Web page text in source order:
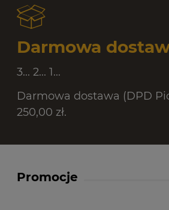
Darmowa
3... 2... 1...
Darmowa dostawa (DPD
250,00 zł.
Promocje